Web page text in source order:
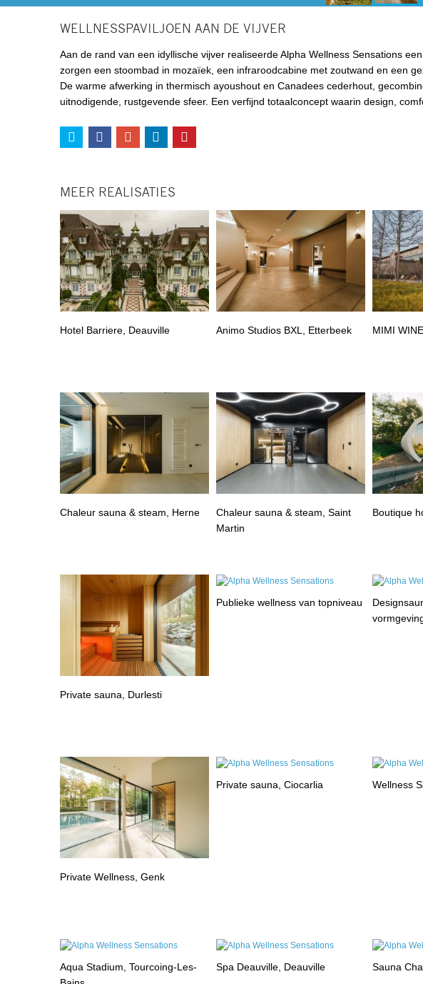
WELLNESSPAVILJOEN AAN DE VIJVER
Aan de rand van een idyllische vijver realiseerde Alpha Wellness Sensations
zorgen een stoombad in mozaïek, een infraroodcabine met zoutwand en een
De warme afwerking in thermisch ayoushout en Canadees cederhout,
uitnodigende, rustgevende sfeer. Een verfijnd totaalconcept waarin design,
MEER REALISATIES
Hotel Barriere, Deauville Animo Studios BXL, Etterbeek MIMI
Chaleur sauna & steam, Herne
Chaleur sauna & steam, Saint
Martin
Boutique
Private sauna, Durlesti
Publieke wellness van topniveau
Private Wellness, Genk
Private sauna, Ciocarlia Wellness
Aqua Stadium, Tourcoing-Les-
Spa Deauville, Deauville Sauna